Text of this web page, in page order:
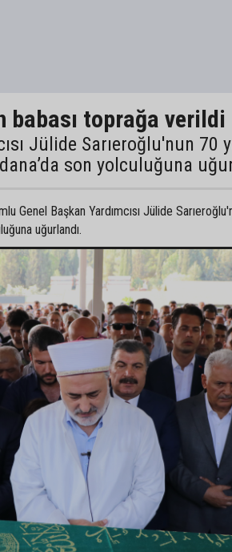
babası toprağa verildi
Jülide Sarıeroğlu'nun 70
son yolculuğuna
Genel Başkan Yardımcısı Jülide
uğurlandı.